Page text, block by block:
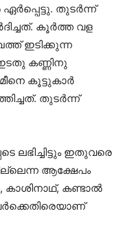
ഏര്‍പ്പെട്ടു. തുടര്‍ന്ന്
കൂര്‍ത്ത വള
ഇടിക്കുന്ന
കണ്ണിനു
കൂട്ടുകാര്‍
തുടര്‍ന്ന്
ലഭിച്ചിട്ടും ഇതുവരെ
ആക്ഷേപം
കാശിനാഥ്, കണ്ടാല്‍